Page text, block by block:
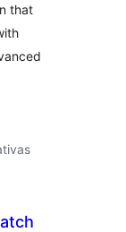
that